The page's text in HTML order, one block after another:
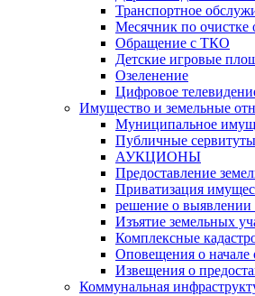
Транспортное
Месячник по очистке
Обращение с ТКО
Детские игровые
Озеленение
Цифровое
Имущество и земельные
Муниципальное
Публичные сервитуты
АУКЦИОНЫ
Предоставление
Приватизация
решение о выявлении
Изъятие земельных
Комплексные
Оповещения о
Извещения о
Коммунальная